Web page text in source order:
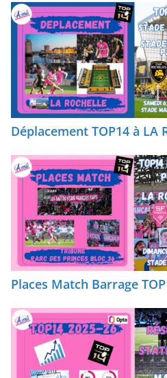
Déplacement TOP14 à LA
Places Match Barrage